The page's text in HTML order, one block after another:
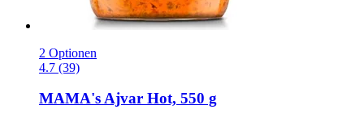
2 Optionen
4.7 (39)
MAMA'sAjvar Hot, 550 g